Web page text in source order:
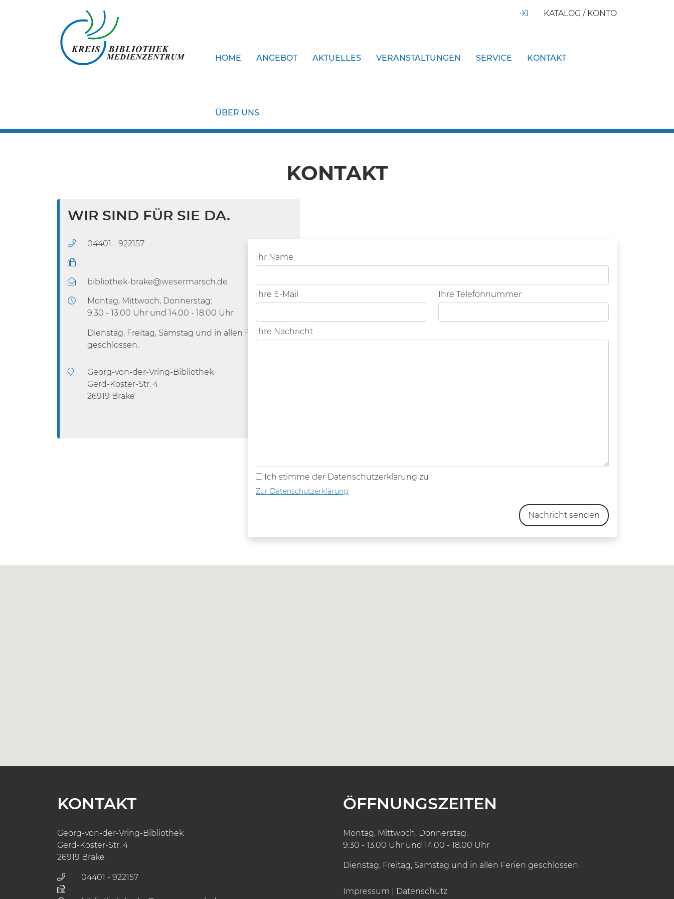
KATALOG / KONTO
HOME ANGEBOT AKTUELLES VERANSTALTUNGEN SERVICE KONTAKT
ÜBER UNS
KONTAKT
WIR SIND FÜR SIE DA.
04401 - 922157
bibliothek-brake@wesermarsch.de
Montag, Mittwoch, Donnerstag:
9.30 - 13.00 Uhr und 14.00 - 18.00 Uhr
Dienstag, Freitag, Samstag und in allen Ferien
geschlossen.
Georg-von-der-Vring-Bibliothek
Gerd-Köster-Str. 4
26919 Brake
Ihr Name
Ihre E-Mail Ihre Telefonnummer
Ihre Nachricht
Ich stimme der Datenschutzerklärung zu
Zur Datenschutz­erklärung
Nachricht senden
KONTAKT
Georg-von-der-Vring-Bibliothek
Gerd-Köster-Str. 4
26919 Brake
04401 - 922157
ÖFFNUNGSZEITEN
Montag, Mittwoch, Donnerstag:
9.30 - 13.00 Uhr und 14.00 - 18.00 Uhr
Dienstag, Freitag, Samstag und in allen Ferien geschlossen.
Impressum Datenschutz